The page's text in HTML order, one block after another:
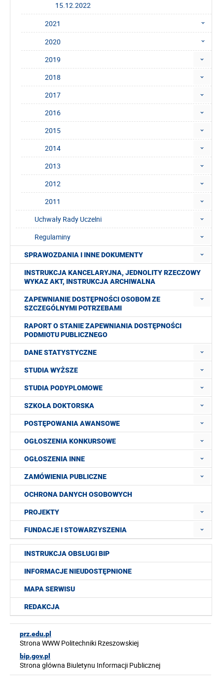
15.12.2022
2021
2020
2019
2018
2017
2016
2015
2014
2013
2012
2011
Uchwały Rady Uczelni
Regulaminy
SPRAWOZDANIA I INNE DOKUMENTY
INSTRUKCJA KANCELARYJNA, JEDNOLITY RZECZOWY
WYKAZ AKT, INSTRUKCJA ARCHIWALNA
ZAPEWNIANIE DOSTĘPNOŚCI OSOBOM ZE
SZCZEGÓLNYMI POTRZEBAMI
RAPORT O STANIE ZAPEWNIANIA DOSTĘPNOŚCI
PODMIOTU PUBLICZNEGO
DANE STATYSTYCZNE
STUDIA WYŻSZE
STUDIA PODYPLOMOWE
SZKOŁA DOKTORSKA
POSTĘPOWANIA AWANSOWE
OGŁOSZENIA KONKURSOWE
OGŁOSZENIA INNE
ZAMÓWIENIA PUBLICZNE
OCHRONA DANYCH OSOBOWYCH
PROJEKTY
FUNDACJE I STOWARZYSZENIA
INSTRUKCJA OBSŁUGI BIP
INFORMACJE NIEUDOSTĘPNIONE
MAPA SERWISU
REDAKCJA
prz.edu.pl
Strona WWW Politechniki Rzeszowskiej
bip.gov.pl
Strona główna Biuletynu Informacji Publicznej